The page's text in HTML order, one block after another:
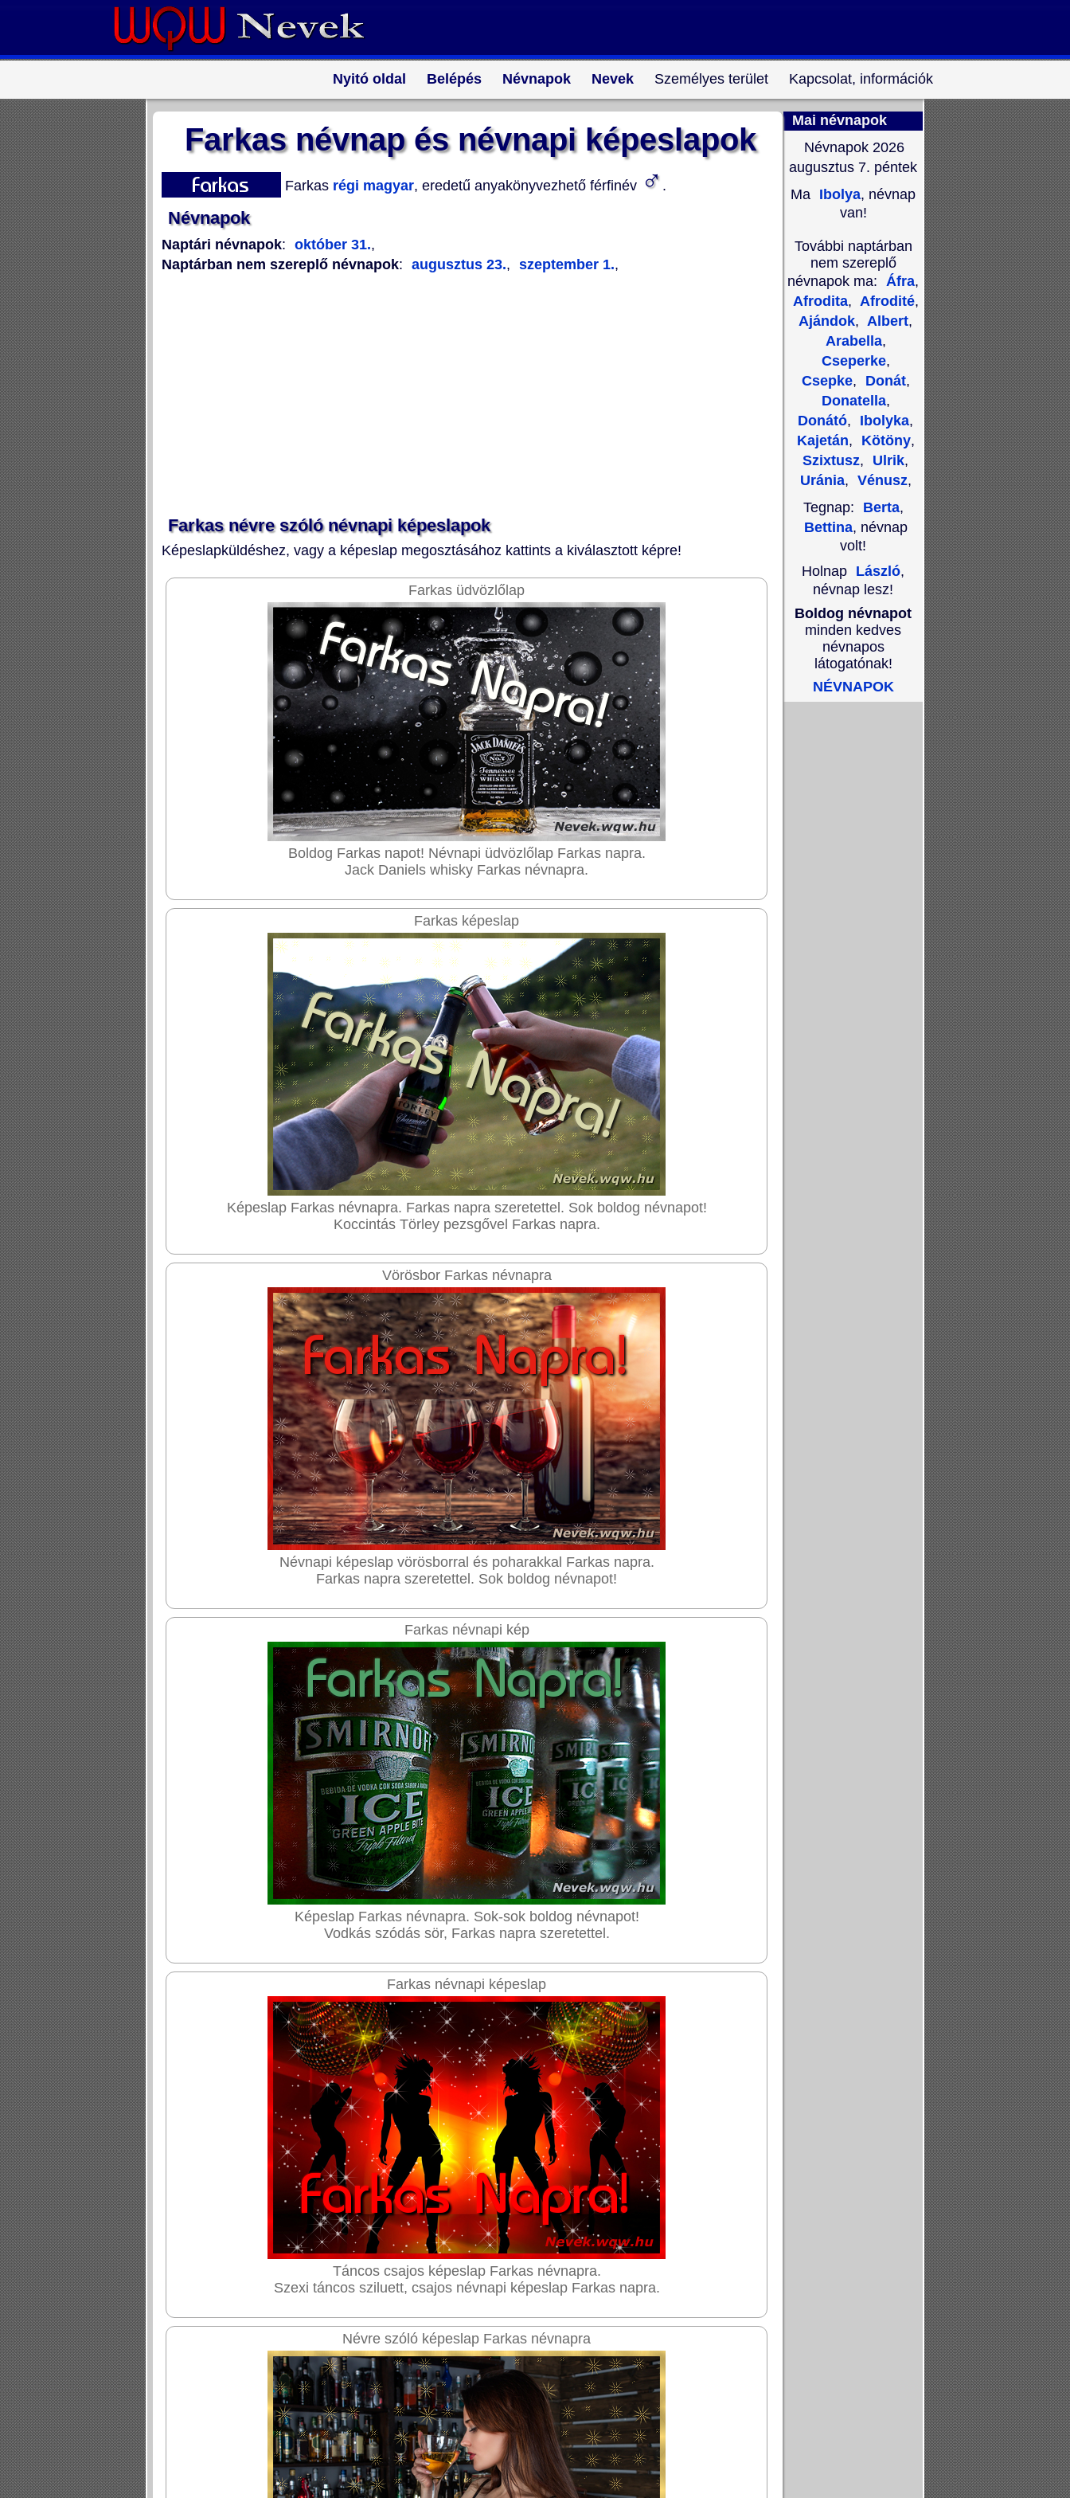
Nyitó oldal Belépés Névnapok Nevek Személyes terület Kapcsolat, információk
Farkas névnap és névnapi képeslapok
Farkas régi magyar, eredetű anyakönyvezhető férfinév ♂ .
Névnapok
Naptári névnapok: október 31.,
Naptárban nem szereplő névnapok: augusztus 23., szeptember 1.,
Farkas névre szóló névnapi képeslapok
Képeslapküldéshez, vagy a képeslap megosztásához kattints a kiválasztott képre!
Farkas üdvözlőlap
Boldog Farkas napot! Névnapi üdvözlőlap Farkas napra.
Jack Daniels whisky Farkas névnapra.
Farkas képeslap
Képeslap Farkas névnapra. Farkas napra szeretettel. Sok boldog névnapot!
Koccintás Törley pezsgővel Farkas napra.
Vörösbor Farkas névnapra
Névnapi képeslap vörösborral és poharakkal Farkas napra.
Farkas napra szeretettel. Sok boldog névnapot!
Farkas névnapi kép
Képeslap Farkas névnapra. Sok-sok boldog névnapot!
Vodkás szódás sör, Farkas napra szeretettel.
Farkas névnapi képeslap
Táncos csajos képeslap Farkas névnapra.
Szexi táncos sziluett, csajos névnapi képeslap Farkas napra.
Névre szóló képeslap Farkas névnapra
Mai névnapok
Névnapok 2026
augusztus 7. péntek
Ma Ibolya, névnap
van!
További naptárban
nem szereplő
névnapok ma: Áfra,
Afrodita, Afrodité,
Ajándok, Albert,
Arabella,
Cseperke,
Csepke, Donát,
Donatella,
Donátó, Ibolyka,
Kajetán, Kötöny,
Szixtusz, Ulrik,
Uránia, Vénusz,
Tegnap:
Berta,
Bettina, névnap
volt!
Holnap László,
névnap lesz!
Boldog névnapot
minden kedves
névnapos
látogatónak!
NÉVNAPOK